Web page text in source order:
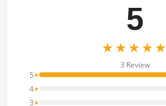
5
★★★★★
3 Review
5★
4★
3★